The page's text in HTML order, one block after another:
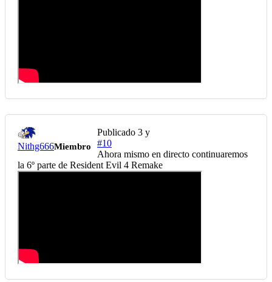
Nithg666Miembro
Publicado 3 y
#10
Ahora mismo en directo continuaremos
la 6º parte de Resident Evil 4 Remake